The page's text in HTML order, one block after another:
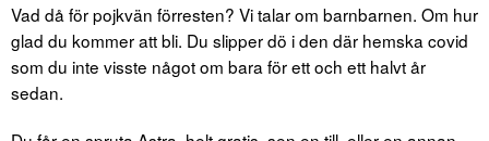
Vad då för pojkvän förresten? Vi talar om barnbarnen. Om hur
glad du kommer att bli. Du slipper dö i den där hemska covid
som du inte visste något om bara för ett och ett halvt år
sedan.